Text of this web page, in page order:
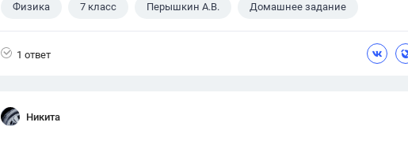
Физика 7 класс Перышкин А.В. Домашнее задание
1 ответ
Никита